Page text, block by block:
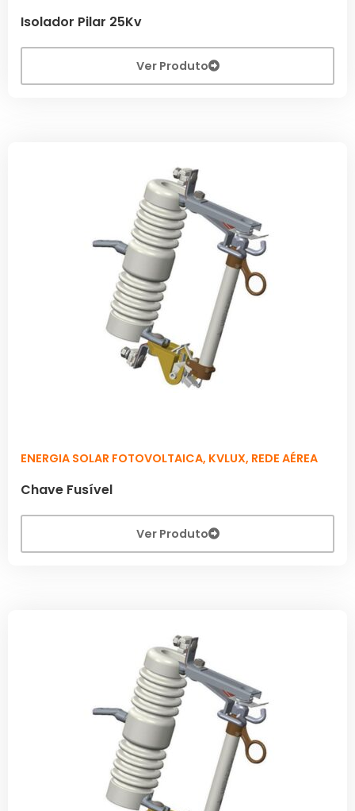
Isolador Pilar 25Kv
Ver Produto
ENERGIA SOLAR FOTOVOLTAICA, KVLUX, REDE AÉREA
Chave Fusível
Ver Produto